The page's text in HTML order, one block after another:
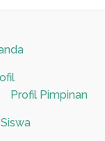
Profil Pimpinan